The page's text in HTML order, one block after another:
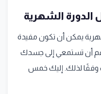
الدورة الشهرية
يمكن أن تكون مفيدة
أن تستمعي إلى جسدك
وفقًا لذلك. إليك خمس